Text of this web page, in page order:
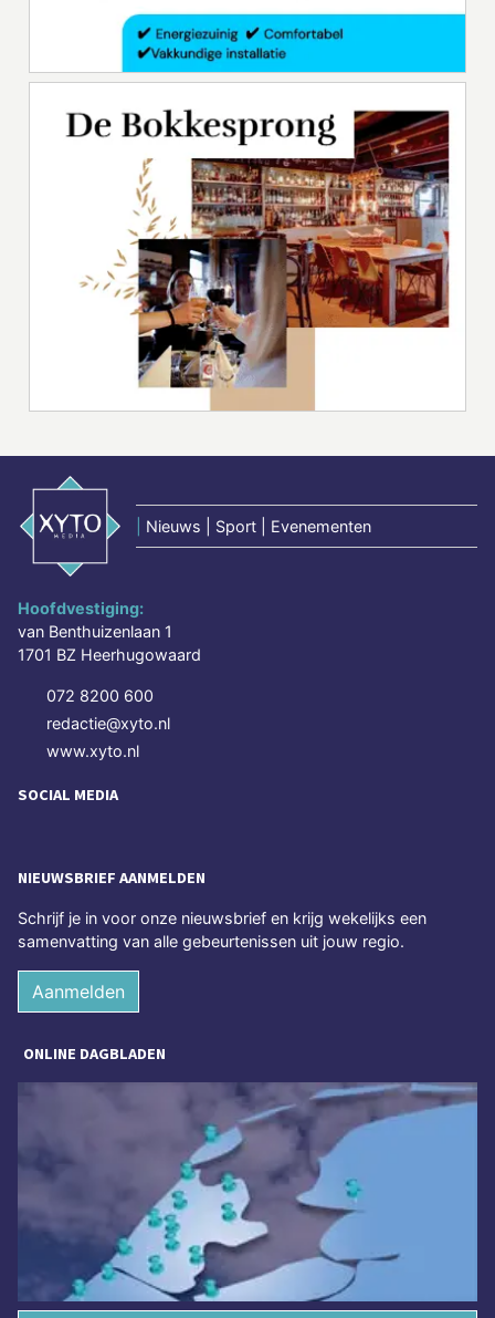
Nieuws | Sport | Evenementen
Hoofdvestiging:
van Benthuizenlaan 1
1701 BZ Heerhugowaard
072 8200 600
redactie@xyto.nl
www.xyto.nl
SOCIAL MEDIA
NIEUWSBRIEF AANMELDEN
Schrijf je in voor onze nieuwsbrief en krijg wekelijks een
samenvatting van alle gebeurtenissen uit jouw regio.
Aanmelden
ONLINE DAGBLADEN